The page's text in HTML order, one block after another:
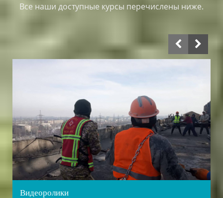
Все наши доступные курсы перечислены ниже.
Видеоролики